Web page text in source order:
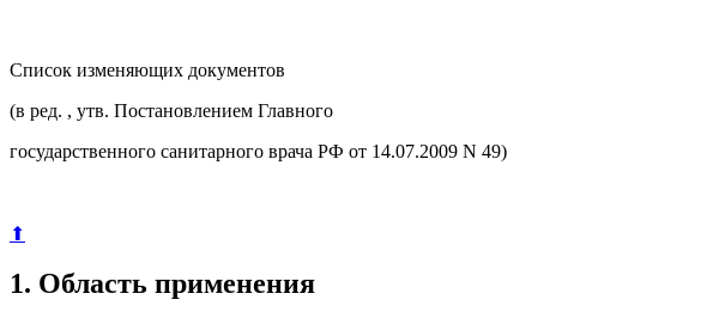
Список изменяющих документов
(в ред. , утв. Постановлением Главного
государственного санитарного врача РФ от 14.07.2009 N 49)
⬆
1. Область применения